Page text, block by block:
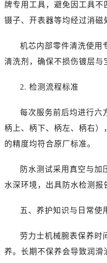
牌专用工具，避免因工具不
镊子、开表器等均经过消磁
机芯内部零件清洗使用
清洗剂，确保不损伤镀层与
2. 检测流程标准
每次服务前后均进行六
柄上、柄下、柄左、柄右
的精度均符合原厂标准。
防水测试采用真空与加
水深环境，出具防水检测报
五、养护知识与日常使
劳力士机械腕表保养时
养。长期不保养会导致润滑